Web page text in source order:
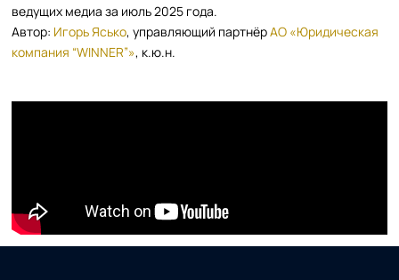
ведущих медиа за июль 2025 года.
Автор: Игорь Ясько, управляющий партнёрАО «Юридическая
компания “WINNER”», к.ю.н.